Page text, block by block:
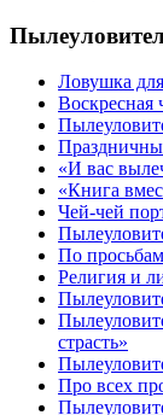
Ловушка
«И вас
«Книга
Чей-чей
По
Религия и
страсть»
Про всех